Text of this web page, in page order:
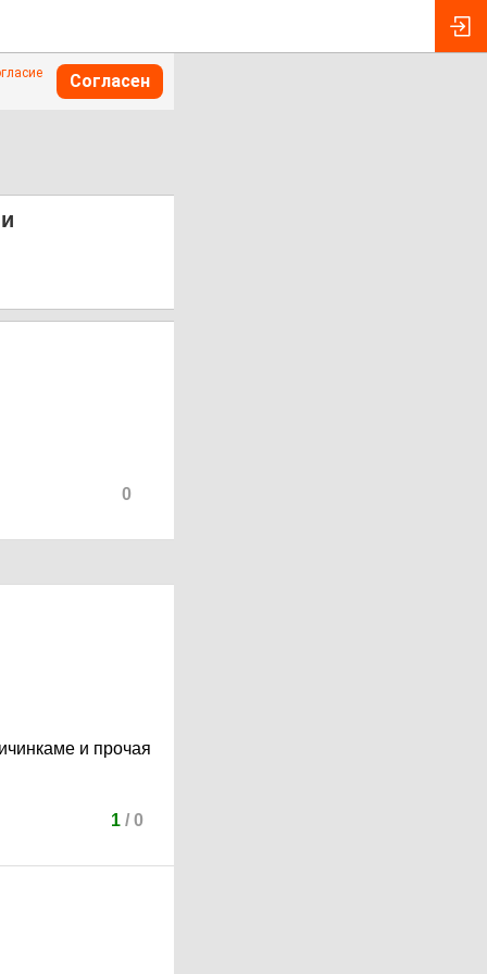
Согласен
0
и прочая
1/ 0